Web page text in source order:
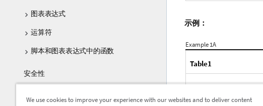
图表表达式
运算符
脚本和图表表达式中的函数
安全性
示例：
Example 1A
Table1
We use cookies to improve your experience with our websites and to deliver content